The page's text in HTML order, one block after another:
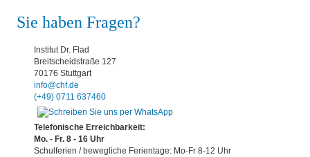
Sie haben Fragen?
Institut Dr. Flad
Breitscheidstraße 127
70176 Stuttgart
info@chf.de
(+49) 0711 637460
Telefonische Erreichbarkeit:
Mo. - Fr. 8 - 16 Uhr
Schulferien / bewegliche Ferientage: Mo-Fr 8-12 Uhr